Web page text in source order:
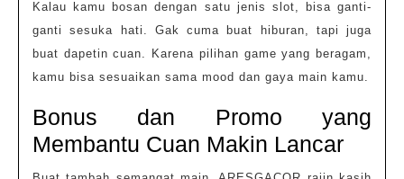
Kalau kamu bosan dengan satu jenis slot, bisa ganti-
ganti sesuka hati. Gak cuma buat hiburan, tapi juga
buat dapetin cuan. Karena pilihan game yang beragam,
kamu bisa sesuaikan sama mood dan gaya main kamu.
Bonus dan Promo yang
Membantu Cuan Makin Lancar